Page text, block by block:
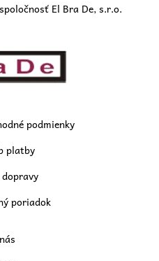
El Bra De, s.r.o.
podmienky
platby
poriadok